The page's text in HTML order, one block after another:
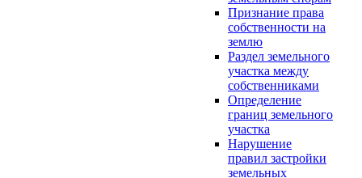
Признание права
собственности на
землю
Раздел земельного
участка между
собственниками
Определение
границ земельного
участка
Нарушение
правил застройки
земельных